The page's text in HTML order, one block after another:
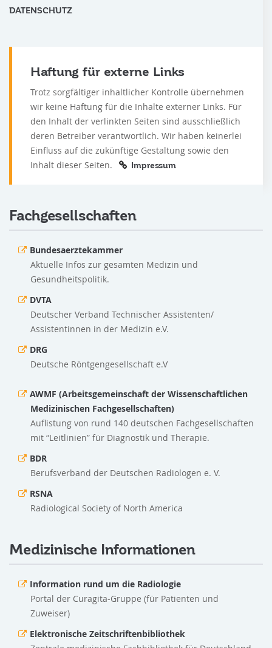
DATENSCHUTZ
Haftung für externe Links
Trotz sorgfältiger inhaltlicher Kontrolle übernehmen
wir keine Haftung für die Inhalte externer Links. Für
den Inhalt der verlinkten Seiten sind ausschließlich
deren Betreiber verantwortlich. Wir haben keinerlei
Einfluss auf die zukünftige Gestaltung sowie den
Inhalt dieser Seiten.
Impressum
Fachgesellschaften
Bundesaerztekammer
Aktuelle Infos zur gesamten Medizin und
Gesundheitspolitik.
DVTA
Deutscher Verband Technischer Assistenten/
Assistentinnen in der Medizin e.V.
DRG
Deutsche Röntgengesellschaft e.V
AWMF (Arbeitsgemeinschaft der Wissenschaftlichen
Medizinischen Fachgesellschaften)
Auflistung von rund 140 deutschen Fachgesellschaften
mit “Leitlinien” für Diagnostik und Therapie.
BDR
Berufsverband der Deutschen Radiologen e. V.
RSNA
Radiological Society of North America
Medizinische Informationen
Information rund um die Radiologie
Portal der Curagita-Gruppe (für Patienten und
Zuweiser)
Elektronische Zeitschriftenbibliothek